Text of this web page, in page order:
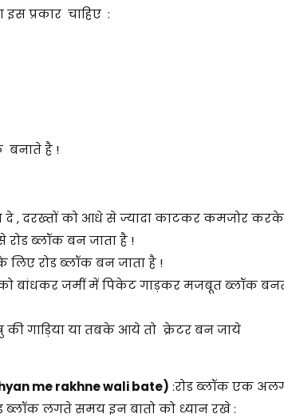
प्रकार चाहिए :
बनाते है !
, दरख्तों को आधे से ज्यादा काटकर कमजोर
ब्लॉक बन जाता है !
लिए रोड ब्लॉक बन जाता है !
बांधकर जमीं में पिकेट गाड़कर मजबूत ब्लॉक
गाड़िया या तबके आये तो क्रेटर बन जाये
me rakhne wali bate) :रोड ब्लॉक एक
ब्लॉक लगते समय इन बातो को ध्यान रखे :